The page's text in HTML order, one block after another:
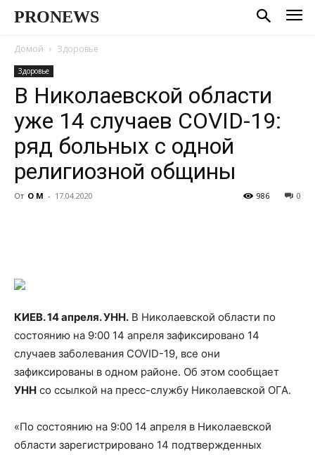
PRONEWS
Домой Здоровье
Здоровье
В Николаевской области
уже 14 случаев COVID-19:
ряд больных с одной
религиозной общины
От О М - 17.04.2020 0
986
КИЕВ. 14 апреля. УНН. В Николаевской области по
состоянию на 9:00 14 апреля зафиксировано 14
случаев заболевания COVID-19, все они
зафиксированы в одном районе. Об этом сообщает
УНН со ссылкой на пресс-службу Николаевской ОГА.
«По состоянию на 9:00 14 апреля в Николаевской
области зарегистрировано 14 подтвержденных